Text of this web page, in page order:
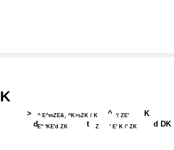
K
> ^ E^mZE&, ^K>sZK / K ^ '/ ZE' K
dE'' 'KE'd ZK t Z ' E' K /' ZK d DK